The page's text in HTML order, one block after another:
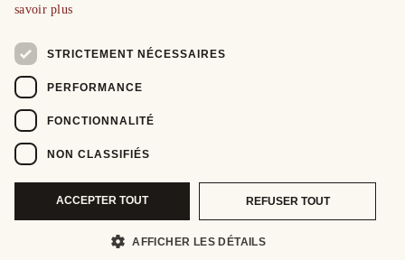
savoir plus
STRICTEMENT NÉCESSAIRES
PERFORMANCE
FONCTIONNALITÉ
NON CLASSIFIÉS
ACCEPTER TOUT REFUSER TOUT
AFFICHER LES DÉTAILS